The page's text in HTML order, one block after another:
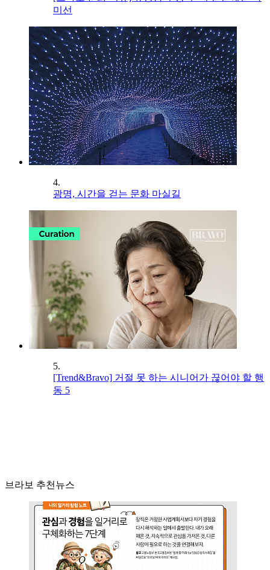
미선
4.
광명, 시간을 걷는 문화 마실길
5.
[Trend&Bravo] 거절 못 하는 시니어가 끊어야 할 행
동 5
브라보 추천뉴스